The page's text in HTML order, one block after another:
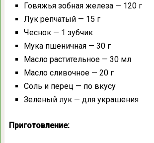
Говяжья зобная железа — 120 г
Лук репчатый — 15 г
Чеснок — 1 зубчик
Мука пшеничная — 30 г
Масло растительное — 30 мл
Масло сливочное — 20 г
Соль и перец — по вкусу
Зеленый лук — для украшения
Приготовление: